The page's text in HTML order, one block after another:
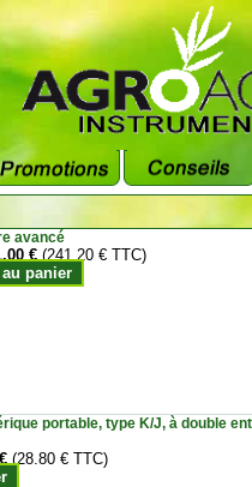
avancé
€ (241.20 € TTC)
panier
portable, type K/J, à double
(28.80 € TTC)